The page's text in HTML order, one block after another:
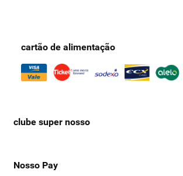
cartão de alimentação
clube super nosso
Nosso Pay